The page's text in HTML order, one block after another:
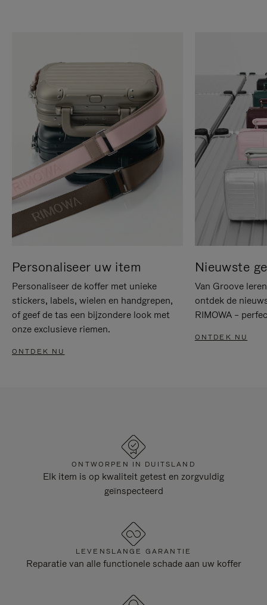
Personaliseer uw item
Personaliseer de koffer met unieke
stickers, labels, wielen en handgrepen,
of geef de tas een bijzondere look met
onze exclusieve riemen.
ONTDEK NU
Nieuwste
Van Groove
ontdek de
RIMOWA –
ONTDEK NU
ONTWORPEN IN DUITSLAND
Elk item is op kwaliteit getest en zorgvuldig
geïnspecteerd
LEVENSLANGE GARANTIE
Reparatie van alle functionele schade aan uw koffer